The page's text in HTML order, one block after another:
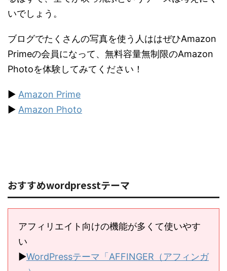
いでしょう。
ブログでたくさんの写真を使う人ははぜひAmazon
Primeの会員になって、無料容量無制限のAmazon
Photoを体験してみてください！
▶︎ Amazon Prime
▶︎ Amazon Photo
おすすめwordpresstテーマ
アフィリエイト向けの機能が多くて使いやす
い
▶︎WordPressテーマ「AFFINGER（アフィンガ